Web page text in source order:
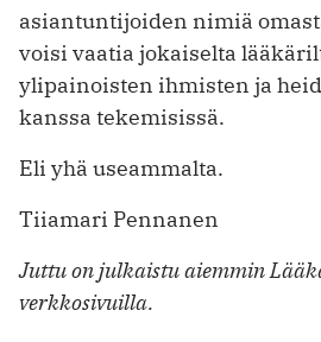
asiantuntijoiden nimiä
voisi vaatia jokaiselta
ylipainoisten ihmisten ja
kanssa tekemisissä.
Eli yhä useammalta.
Tiiamari Pennanen
Juttu on julkaistu aiemmin
verkkosivuilla.